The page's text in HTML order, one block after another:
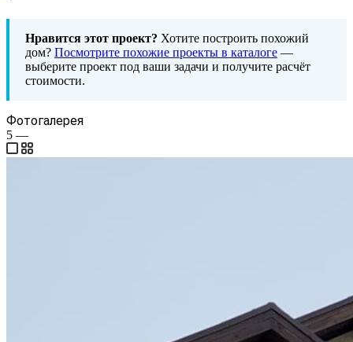
Нравится этот проект? Хотите построить похожий
дом? Посмотрите похожие проекты в каталоге —
выберите проект под ваши задачи и получите расчёт
стоимости.
Фотогалерея
5 —